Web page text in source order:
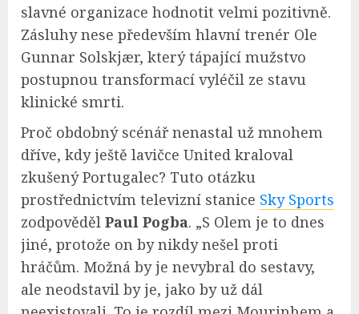
slavné organizace hodnotit velmi pozitivně.
Zásluhy nese především hlavní trenér Ole
Gunnar Solskjær, který tápající mužstvo
postupnou transformací vyléčil ze stavu
klinické smrti.
Proč obdobný scénář nenastal už mnohem
dříve, kdy ještě lavičce United kraloval
zkušený Portugalec? Tuto otázku
prostřednictvím televizní stanice Sky Sports
zodpověděl Paul Pogba. „S Olem je to dnes
jiné, protože on by nikdy nešel proti
hráčům. Možná by je nevybral do sestavy,
ale neodstavil by je, jako by už dál